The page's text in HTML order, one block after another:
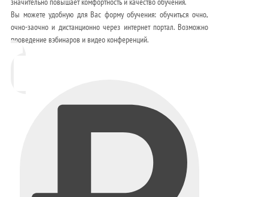
Вы можете удобную для Вас форму обучения: обучиться очно,
очно-заочно и дистанционно через интернет портал. Возможно
проведение вэбинаров и видео конференций.